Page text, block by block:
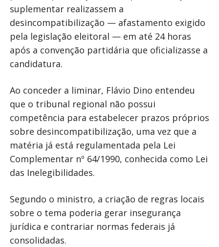
suplementar realizassem a
desincompatibilização — afastamento exigido
pela legislação eleitoral — em até 24 horas
após a convenção partidária que oficializasse a
candidatura.
Ao conceder a liminar, Flávio Dino entendeu
que o tribunal regional não possui
competência para estabelecer prazos próprios
sobre desincompatibilização, uma vez que a
matéria já está regulamentada pela Lei
Complementar nº 64/1990, conhecida como Lei
das Inelegibilidades.
Segundo o ministro, a criação de regras locais
sobre o tema poderia gerar insegurança
jurídica e contrariar normas federais já
consolidadas.